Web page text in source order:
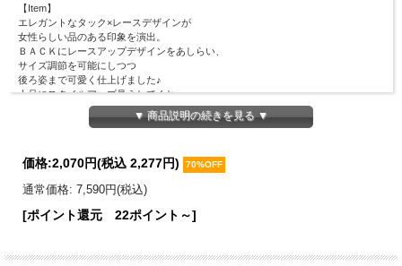
【Item】
エレガントなタック×レースデザインが
女性らしい品のある印象を演出。
ＢＡＣＫにレースアップデザインをあしらい、
サイズ調節を可能にしつつ
後ろ姿まで可愛く仕上げました♪
上品にスタイルアップ見えしてくれ、
フェミニンでありながらも程よい華やかさを持った１枚です。
【Detail】
総丈：112.5cm
肩幅：32cm
※サイドファスナーあり
▼ 商品説明の続きを見る ▼
価格:2,070円(税込 2,277円) 70%OFF
通常価格: 7,590円(税込)
[ポイント還元 22ポイント～]